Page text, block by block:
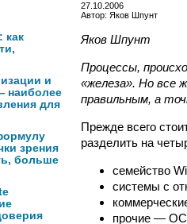
как
и
наиболее
для
зрения
больше
27.10.2006
Автор: Яков Шпунт
Яков Шпунт
Процессы,
«железа». Но все
правильным, а
Прежде всего
разделить на
семейство
системы с
прочие — ОС